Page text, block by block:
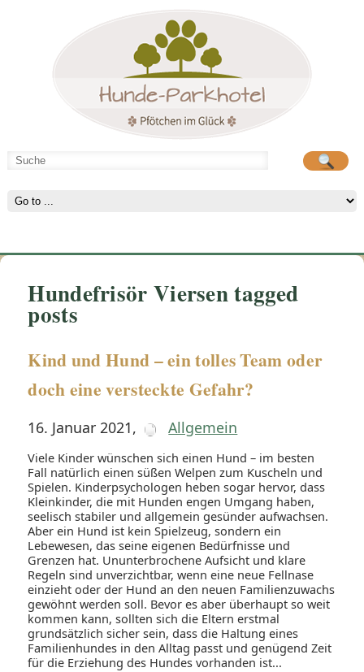
Hunde-Parkhotel
Hundefrisör Viersen tagged
posts
Kind und Hund – ein tolles Team oder
doch eine versteckte Gefahr?
16. Januar 2021, Allgemein
Viele Kinder wünschen sich einen Hund – im besten
Fall natürlich einen süßen Welpen zum Kuscheln und
Spielen. Kinderpsychologen heben sogar hervor, dass
Kleinkinder, die mit Hunden engen Umgang haben,
seelisch stabiler und allgemein gesünder aufwachsen.
Aber ein Hund ist kein Spielzeug, sondern ein
Lebewesen, das seine eigenen Bedürfnisse und
Grenzen hat. Ununterbrochene Aufsicht und klare
Regeln sind unverzichtbar, wenn eine neue Fellnase
einzieht oder der Hund an den neuen Familienzuwachs
gewöhnt werden soll. Bevor es aber überhaupt so weit
kommen kann, sollten sich die Eltern erstmal
grundsätzlich sicher sein, dass die Haltung eines
Familienhundes in den Alltag passt und genügend Zeit
für die Erziehung des Hundes vorhanden ist...